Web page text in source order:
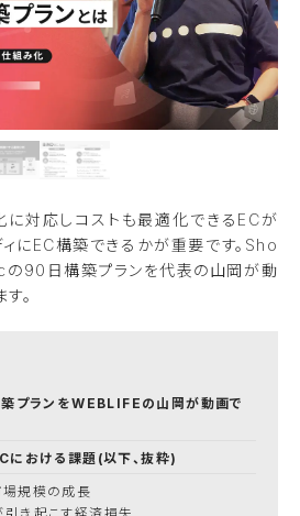
に対応しコストも最適化できるECが
にEC構築できるかが重要です。Sho
90日構築プランを代表の山岡が動
。
プランをWEBLIFEの山岡が動画で
における課題(以下、抜粋)
規模の成長